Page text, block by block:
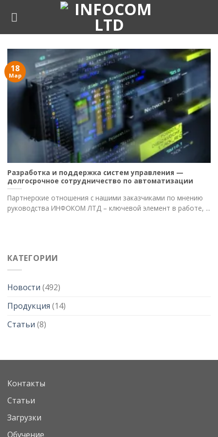
КАТЕГОРИИ
Новости (492)
Продукция (14)
Статьи (8)
Разработка и поддержка систем управления —
долгосрочное сотрудничество по автоматизации
Партнерские отношения с нашими заказчиками по мнению
руководства ИНФОКОМ ЛТД – ключевой элемент в работе, ...
18
Мар
Контакты
Статьи
Загрузки
Обучение